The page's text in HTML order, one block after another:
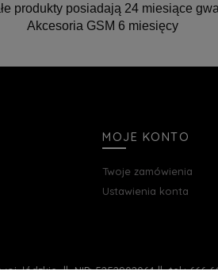
produkty posiadają 24 miesiące
Akcesoria GSM 6 miesięcy
MOJE KONTO
Twoje zamówienia
Ustawienia konta